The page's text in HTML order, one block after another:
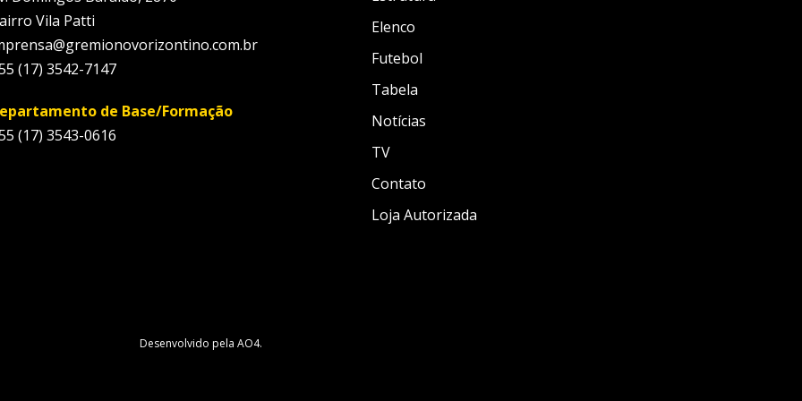
Vila Patti
(17) 3542-7147
de Base/Formação
(17) 3543-0616
Elenco
Futebol
Tabela
Notícias
TV
Contato
Loja Autorizada
Desenvolvido pela AO4.